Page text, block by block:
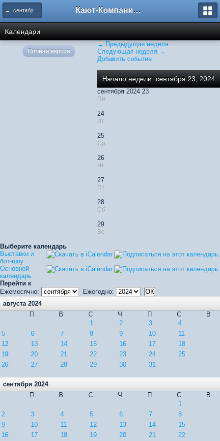
← сентября 2024 Кают-Компания "Катера и Яхты"
Календари
← Предыдущая неделя
Следующая неделя →
Добавить событие
Начало недели: сентября 23, 2024
сентября 2024 23
Пн
24
Вт
25
Ср
26
Чт
27
Пт
28
Сб
29
Вс
Выберите календарь
Выставки и
бот-шоу
Основной
календарь
Перейти к
Ежемесячно:
Ежегодно:
августа 2024
П
В С Ч П С
В
1
2 3
4
5
6 7 8 9 10
11
12
13 14 15 16 17
18
19
20 21 22 23 24
25
26
27 28 29 30 31
сентября 2024
П
В С Ч П С
В
1
2
3 4 5 6 7
8
9
10 11 12 13 14
15
16
17 18 19 20 21 22
Полная версия